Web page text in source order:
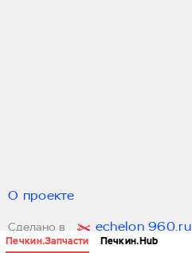
Печкин.Запчасти Печкин.Hub
О проекте
Сделано в echelon 960.ru